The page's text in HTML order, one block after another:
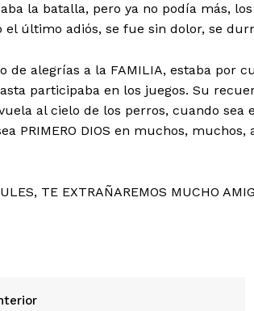
la batalla, pero ya no podía más,
el último adiós, se fue sin dolor, se
de alegrías a la FAMILIA, estaba por
participaba en los juegos. Su
vuela al cielo de los perros, cuando
PRIMERO DIOS en muchos,
TE EXTRAÑAREMOS MUCHO